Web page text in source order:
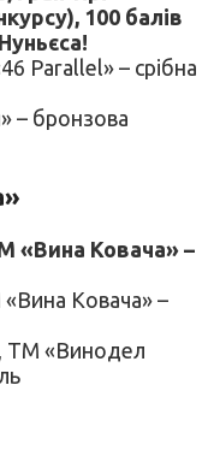
100 балів
Parallel» – срібна
– бронзова
«Вина Ковача» –
Ковача» –
ТМ «Винодел